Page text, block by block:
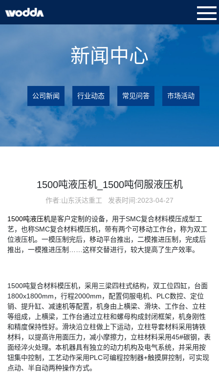
新闻中心
公司新闻 行业动态 常见问答 市场活动
1500吨液压机_1500吨伺服液压机
作者:山东沃达重工 发表时间:2023-04-27
1500吨液压机是客户定制的设备，用于SMC复合材料模压成型工
艺，也称SMC复合材料模压机，带有两个可移动工作台，称为双工
位液压机。一模压制完后，移动平台推出，二模推进压制，完成后
推出，一模推进压制……这样交替进行，较大提高了生产效率。
1500吨复合材料模压机，采用三梁四柱式结构，双工位四缸，台面
1800x1800mm，行程2000mm，配置伺服电机、PLC数控、定位
销、提升缸、减速机等配置，机身由上横梁、滑块、工作台、立柱
等组成，上横梁，工作台通过立柱和螺母构成封闭框架，机身刚性
和精度保持性好。滑块沿立柱做上下运动，立柱导套材料采用铸铁
材料，以提高许用面压力，减小摩擦力，立柱材料采用45#碳钢，表
面经淬火处理。本机器具有独立的动力机构及电气系统，并采用按
钮集中控制，工艺动作采用PLC可编程控制器+触摸屏控制，可实现
点动、半自动两种操作方式。